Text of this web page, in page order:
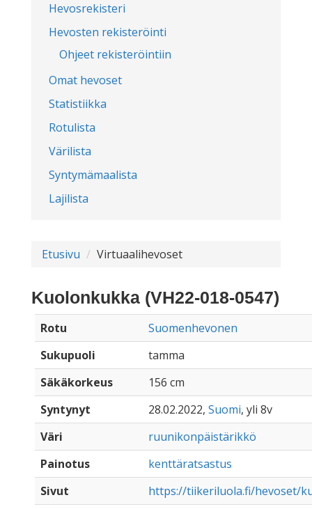
Hevosrekisteri
Hevosten rekisteröinti
Ohjeet rekisteröintiin
Omat hevoset
Statistiikka
Rotulista
Värilista
Syntymämaalista
Lajilista
Etusivu Virtuaalihevoset
Kuolonkukka (VH22-018-0547)
Rotu
Suomenhevonen
Sukupuoli
tamma
Säkäkorkeus
156 cm
Syntynyt
28.02.2022, Suomi, yli 8v
Väri
ruunikonpäistärikkö
Painotus
kenttäratsastus
Sivut
https://tiikeriluola.fi/hevoset/